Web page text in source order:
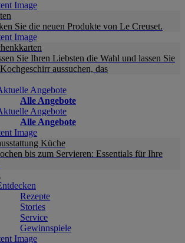
Sie die neuen Produkte von Le Creuset.
Sie Ihren Liebsten die Wahl und lassen Sie
aussuchen, das
Angebote
Alle Angebote
Angebote
Alle Angebote
Küche
bis zum Servieren: Essentials für Ihre
Rezepte
Stories
Service
Gewinnspiele